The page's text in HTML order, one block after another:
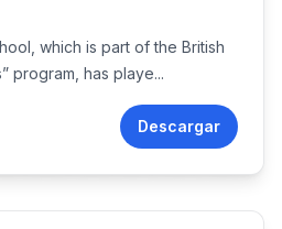
which is part of the British
program, has playe...
Descargar